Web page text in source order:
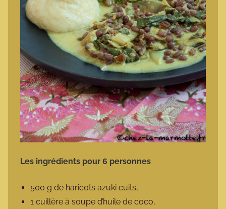
Les ingrédients pour 6 personnes
500 g de haricots azuki cuits,
1 cuillère à soupe d’huile de coco,